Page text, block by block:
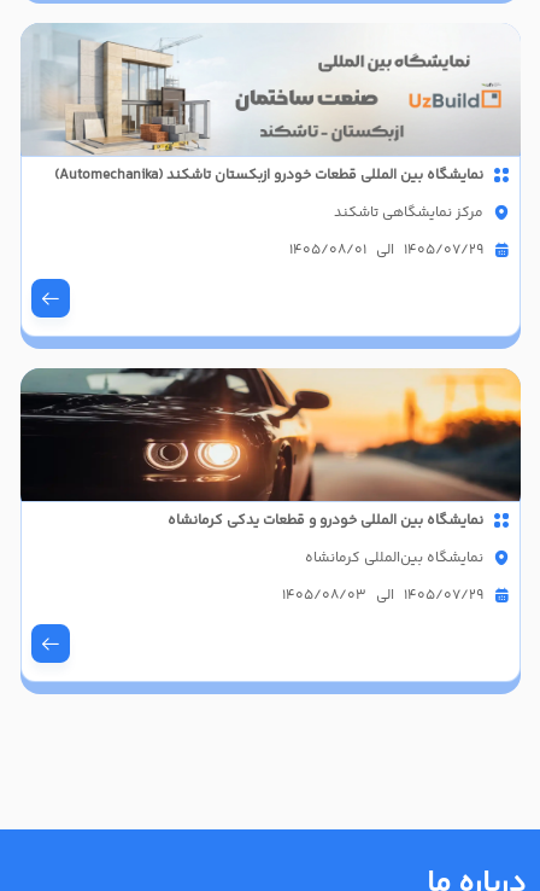
نمایشگاه بین المللی قطعات خودرو ازبکستان تاشکند (Automechanika)
مرکز نمایشگاهی تاشکند
1405/07/29 الی 1405/08/01
نمایشگاه بین المللی خودرو و قطعات یدکی کرمانشاه
نمایشگاه بین‌المللی کرمانشاه
1405/07/29 الی 1405/08/03